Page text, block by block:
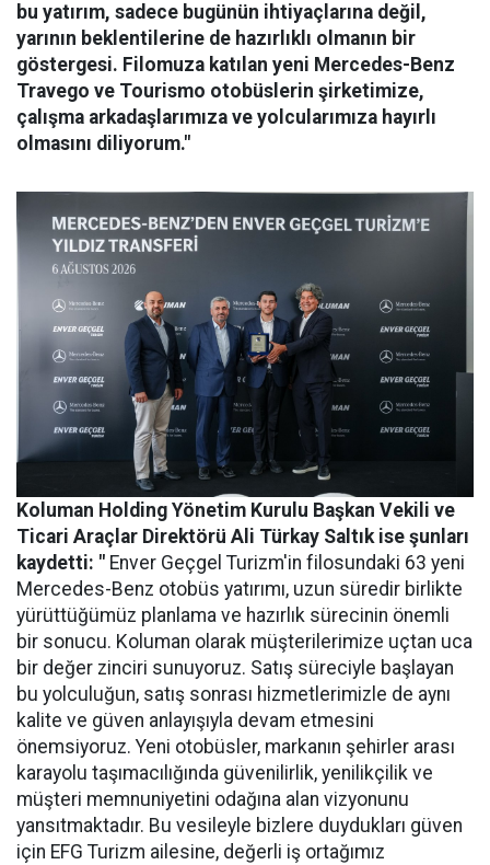
bu yatırım, sadece bugünün ihtiyaçlarına değil,
yarının beklentilerine de hazırlıklı olmanın bir
göstergesi. Filomuza katılan yeni Mercedes-Benz
Travego ve Tourismo otobüslerin şirketimize,
çalışma arkadaşlarımıza ve yolcularımıza hayırlı
olmasını diliyorum."
Koluman Holding Yönetim Kurulu Başkan Vekili ve
Ticari Araçlar Direktörü Ali Türkay Saltık ise şunları
kaydetti: " Enver Geçgel Turizm'in filosundaki 63 yeni
Mercedes-Benz otobüs yatırımı, uzun süredir birlikte
yürüttüğümüz planlama ve hazırlık sürecinin önemli
bir sonucu. Koluman olarak müşterilerimize uçtan uca
bir değer zinciri sunuyoruz. Satış süreciyle başlayan
bu yolculuğun, satış sonrası hizmetlerimizle de aynı
kalite ve güven anlayışıyla devam etmesini
önemsiyoruz. Yeni otobüsler, markanın şehirler arası
karayolu taşımacılığında güvenilirlik, yenilikçilik ve
müşteri memnuniyetini odağına alan vizyonunu
yansıtmaktadır. Bu vesileyle bizlere duydukları güven
için EFG Turizm ailesine, değerli iş ortağımız